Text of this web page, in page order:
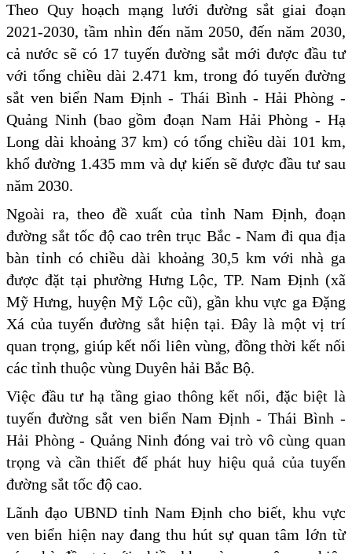
Theo Quy hoạch mạng lưới đường sắt giai đoạn
2021-2030, tầm nhìn đến năm 2050, đến năm 2030,
cả nước sẽ có 17 tuyến đường sắt mới được đầu tư
với tổng chiều dài 2.471 km, trong đó tuyến đường
sắt ven biển Nam Định - Thái Bình - Hải Phòng -
Quảng Ninh (bao gồm đoạn Nam Hải Phòng - Hạ
Long dài khoảng 37 km) có tổng chiều dài 101 km,
khổ đường 1.435 mm và dự kiến sẽ được đầu tư sau
năm 2030.
Ngoài ra, theo đề xuất của tỉnh Nam Định, đoạn
đường sắt tốc độ cao trên trục Bắc - Nam đi qua địa
bàn tỉnh có chiều dài khoảng 30,5 km với nhà ga
được đặt tại phường Hưng Lộc, TP. Nam Định (xã
Mỹ Hưng, huyện Mỹ Lộc cũ), gần khu vực ga Đặng
Xá của tuyến đường sắt hiện tại. Đây là một vị trí
quan trọng, giúp kết nối liên vùng, đồng thời kết nối
các tỉnh thuộc vùng Duyên hải Bắc Bộ.
Việc đầu tư hạ tầng giao thông kết nối, đặc biệt là
tuyến đường sắt ven biển Nam Định - Thái Bình -
Hải Phòng - Quảng Ninh đóng vai trò vô cùng quan
trọng và cần thiết để phát huy hiệu quả của tuyến
đường sắt tốc độ cao.
Lãnh đạo UBND tỉnh Nam Định cho biết, khu vực
ven biển hiện nay đang thu hút sự quan tâm lớn từ